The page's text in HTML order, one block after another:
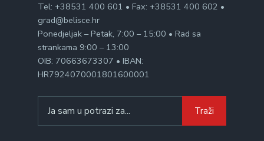
Tel: +38531 400 601 • Fax: +38531 400 602 •
grad@belisce.hr
Ponedjeljak – Petak, 7:00 – 15:00 • Rad sa
strankama 9:00 – 13:00
OIB: 70663673307 • IBAN:
HR7924070001801600001
for:
Traži